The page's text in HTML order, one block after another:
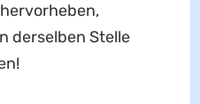
derselben Stelle